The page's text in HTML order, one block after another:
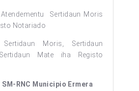
Sertidaun Moris
Notariado
Sertidaun Moris, Sertidaun
Mate iha Registo
RNC Municipio Ermera